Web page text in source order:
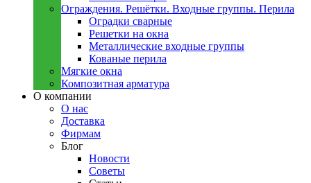
Ограждения. Решётки. Входные группы. Перила
Оградки сварные
Решетки на окна
Металлические входные группы
Кованые перила
Мягкие окна
Композитная арматура
О компании
О нас
Доставка
Фирмам
Блог
Новости
Советы